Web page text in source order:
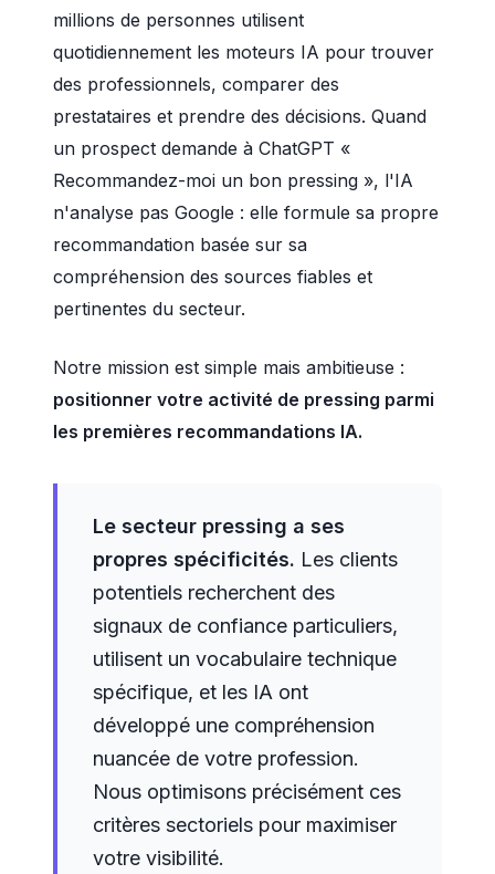
millions de personnes utilisent
quotidiennement les moteurs IA pour trouver
des professionnels, comparer des
prestataires et prendre des décisions. Quand
un prospect demande à ChatGPT «
Recommandez-moi un bon pressing », l'IA
n'analyse pas Google : elle formule sa propre
recommandation basée sur sa
compréhension des sources fiables et
pertinentes du secteur.
Notre mission est simple mais ambitieuse :
positionner votre activité de pressing parmi
les premières recommandations IA.
Le secteur pressing a ses
propres spécificités. Les clients
potentiels recherchent des
signaux de confiance particuliers,
utilisent un vocabulaire technique
spécifique, et les IA ont
développé une compréhension
nuancée de votre profession.
Nous optimisons précisément ces
critères sectoriels pour maximiser
votre visibilité.